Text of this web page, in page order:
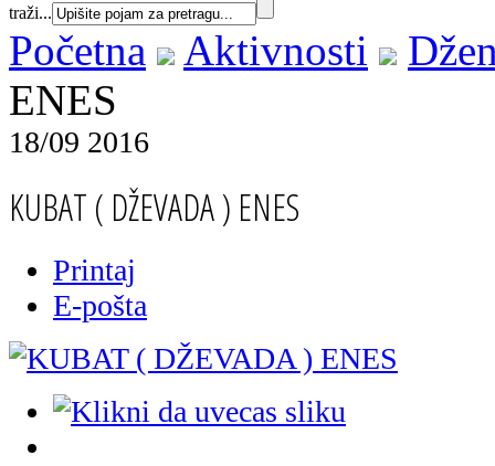
traži...
Početna Aktivnosti
ENES
18/09 2016
KUBAT ( DŽEVADA ) ENES
Printaj
E-pošta